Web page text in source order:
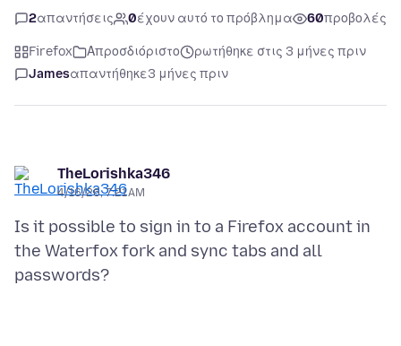
2απαντήσεις 0έχουν αυτό το πρόβλημα 60προβολές
Firefox Απροσδιόριστο
ρωτήθηκε στις 3 μήνες πριν
Jamesαπαντήθηκε3 μήνες πριν
TheLorishka346
4/16/26, 7:21 AM
Is it possible to sign in to a Firefox account in
the Waterfox fork and sync tabs and all